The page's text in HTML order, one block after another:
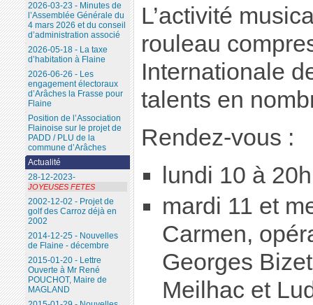
L’activité
rouleau
Internationale
talents en
Rendez-vous :
lundi 10 à
mardi 11 et
Carmen,
Georges
Meilhac et
2026-03-23 - Minutes de
l’Assemblée Générale du
4 mars 2026 et du conseil
d’administration associé
2026-05-18 - La taxe
d’habitation à Flaine
2026-06-26 - Les
engagement électoraux
d’Arâches la Frasse pour
Flaine
Position de l’Association
Flainoise sur le projet de
PADD / PLU de la
commune d’Arâches
Actualité
28-12-2023-
JOYEUSES FETES
2002-12-02 - Projet de
golf des Carroz déjà en
2002
2014-12-25 - Nouvelles
de Flaine - décembre
2015-01-20 - Lettre
Ouverte à Mr René
POUCHOT, Maire de
MAGLAND